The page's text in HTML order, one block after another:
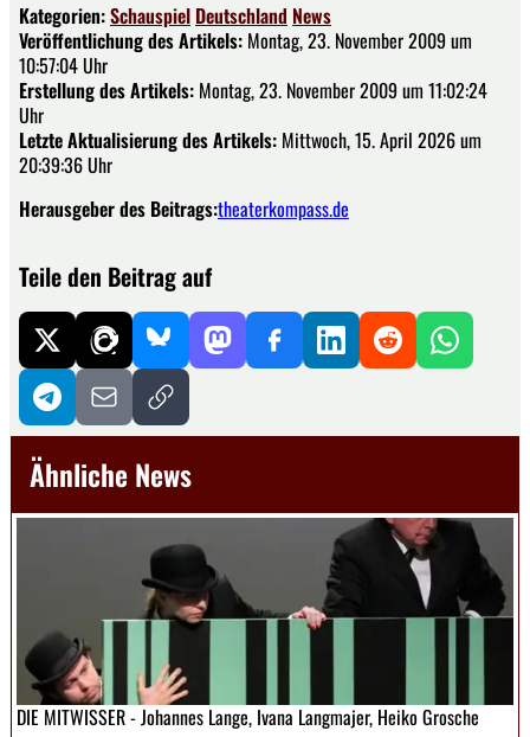
Kategorien:Schauspiel Deutschland News
Veröffentlichung des Artikels: Montag, 23. November 2009 um
10:57:04 Uhr
Erstellung des Artikels: Montag, 23. November 2009 um 11:02:24
Uhr
Letzte Aktualisierung des Artikels: Mittwoch, 15. April 2026 um
20:39:36 Uhr
Herausgeber des Beitrags:theaterkompass.de
Teile den Beitrag auf
Ähnliche News
DIE MITWISSER - Johannes Lange, Ivana Langmajer, Heiko Grosche